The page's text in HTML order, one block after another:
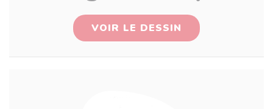
VOIR LE DESSIN